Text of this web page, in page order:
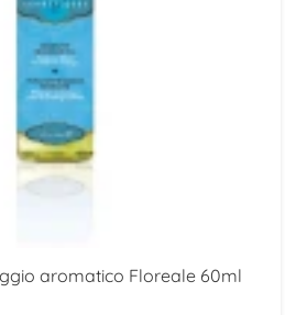
aromatico Floreale 60ml